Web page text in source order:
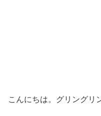
こんにちは。グリングリ